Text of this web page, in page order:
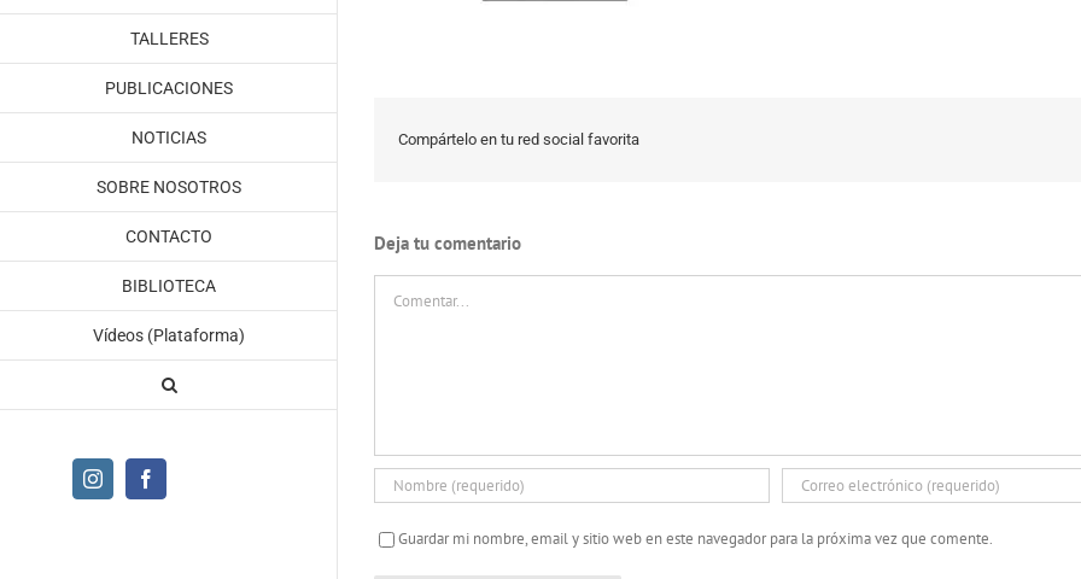
TALLERES
PUBLICACIONES
NOTICIAS
SOBRE NOSOTROS
CONTACTO
BIBLIOTECA
Vídeos (Plataforma)
Instagram
Compártelo en tu red social favorita
Deja tu comentario
Guardar mi nombre, email y sitio web en este navegador para la próxima vez que comente.